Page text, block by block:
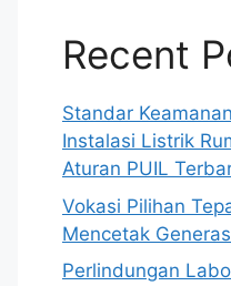
Recent
Standar
Instalasi Listrik
Aturan PUIL
Vokasi Pilihan
Mencetak
Perlindungan